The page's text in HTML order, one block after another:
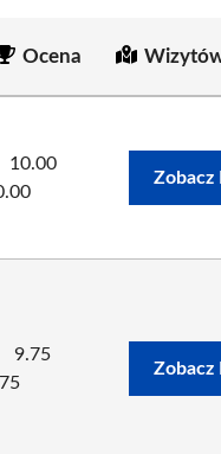
Ocena
10.00
Zobacz
9.75
Zobacz